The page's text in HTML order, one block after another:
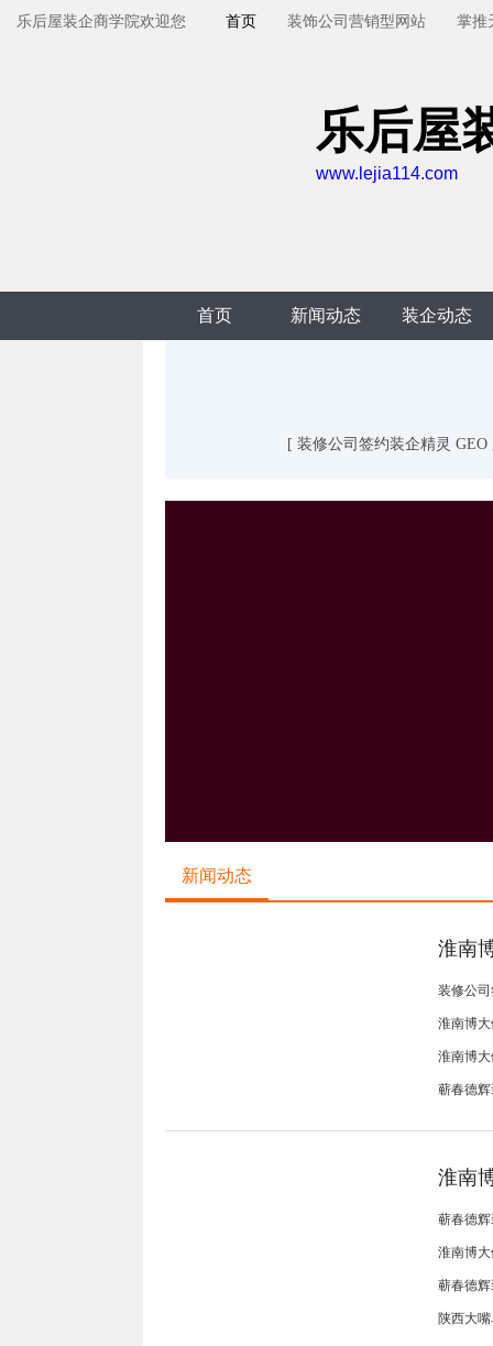
乐后屋装企商学院欢迎您 首页 装饰公司营销型网站 掌推
乐后屋
www.lejia114.com
首页 新闻动态 装企动态
[ 装修公司签约装企精灵
新闻动态
淮南
装修公
淮南博
淮南博
蕲春德
淮南
蕲春德
淮南博
蕲春德
陕西大